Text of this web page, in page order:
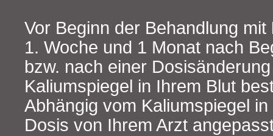
Vor Beginn der Behandlung mit
1. Woche und 1 Monat nach
bzw. nach einer
Kaliumspiegel in Ihrem Blut
Abhängig vom Kaliumspiegel
Dosis von Ihrem Arzt